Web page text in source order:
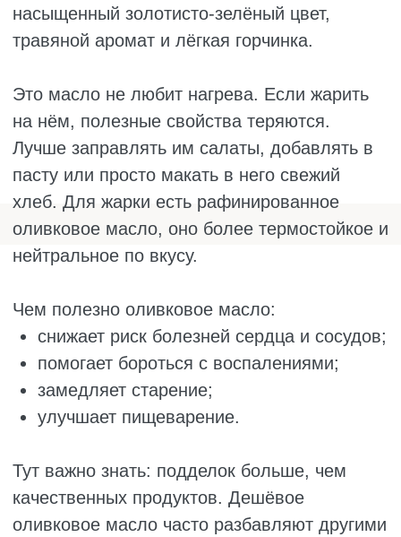
специфический вкус с горчинкой, и нравится
он далеко не всем. Многие просто пьют его
ложкой и запивают водой либо добавляют
правило – никакого нагрева. При высокой
температуре оно теряет всё, за что его
ценят. Хранить льняное масло нужно только
в холодильнике, желательно не дольше
пары недель после вскрытия.
Польза льняного масла:
поддерживает работу мозга и нервной
системы;
улучшает кожу, волосы и ногти;
снижает воспаления и помогает сердцу.
Запомните, что оно очень быстро портится.
На свету и в тепле окисляется за пару дней.
Если появилась резкая горечь и запах
старой рыбы – пить такое нельзя, в нём уже
образовались вредные вещества. Ещё оно
принимать его натощак или в больших
количествах. И вкус у него, конечно, на
любителя, многим он просто не нравится.